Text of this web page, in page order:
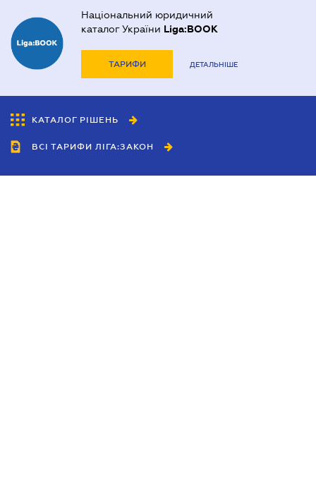
Національний юридичний
каталог України Liga:BOOK
ТАРИФИ ДЕТАЛЬНІШЕ
КАТАЛОГ РІШЕНЬ
ВСІ ТАРИФИ ЛІГА:ЗАКОН